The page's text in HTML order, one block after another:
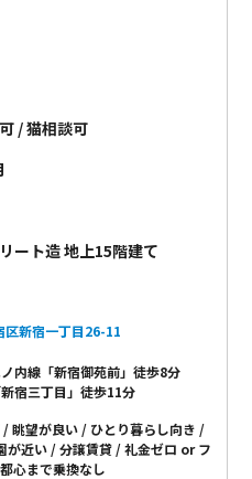
りの1室をお選びください。
階段が。
ちしております。
/ 猫相談可
ート造 地上15階建て
区新宿一丁目26-11
内線「新宿御苑前」徒歩8分
宿三丁目」徒歩11分
眺望が良い
ひとり暮らし向き
が近い 分譲賃貸
礼金ゼロ or フ
都心まで乗換なし